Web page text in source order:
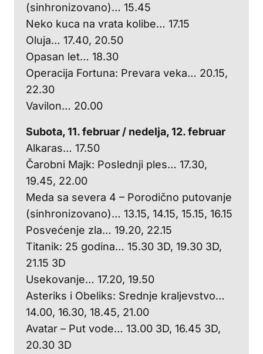
(sinhronizovano)… 15.45
Neko kuca na vrata kolibe… 17.15
Oluja… 17.40, 20.50
Opasan let… 18.30
Operacija Fortuna: Prevara veka… 20.15,
22.30
Vavilon… 20.00
Subota, 11. februar / nedelja, 12. februar
Alkaras… 17.50
Čarobni Majk: Poslednji ples… 17.30,
19.45, 22.00
Meda sa severa 4 – Porodično putovanje
(sinhronizovano)… 13.15, 14.15, 15.15, 16.15
Posvećenje zla… 19.20, 22.15
Titanik: 25 godina… 15.30 3D, 19.30 3D,
21.15 3D
Usekovanje… 17.20, 19.50
Asteriks i Obeliks: Srednje kraljevstvo…
14.00, 16.30, 18.45, 21.00
Avatar – Put vode… 13.00 3D, 16.45 3D,
20.30 3D